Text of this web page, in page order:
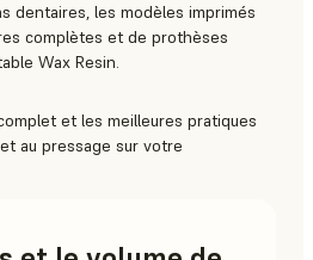
dentaires, les modèles imprimés
complètes et de prothèses
Wax Resin.
et les meilleures pratiques
au pressage sur votre